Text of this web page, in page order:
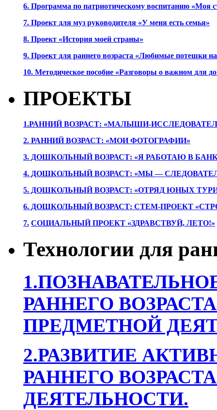
6. Программа по патриотическому воспитанию «Моя
7. Проект для муз руководителя «У меня есть семья»
8. Проект «История моей страны»
9. Проект для раннего возраста «Любимые потешки
10. Методическое пособие «Разговоры о важном для
ПРОЕКТЫ
1.РАННИЙ ВОЗРАСТ: «МАЛЫШИ-
2. РАННИЙ ВОЗРАСТ: «МОИ ФОТОГРАФИИ»
3. ДОШКОЛЬНЫЙ ВОЗРАСТ: «Я РАБОТАЮ В
4. ДОШКОЛЬНЫЙ ВОЗРАСТ: «МЫ —
5. ДОШКОЛЬНЫЙ ВОЗРАСТ: «ОТРЯД ЮНЫХ
6. ДОШКОЛЬНЫЙ ВОЗРАСТ: СТЕМ-ПРОЕКТ
7. СОЦИАЛЬНЫЙ ПРОЕКТ «ЗДРАВСТВУЙ, ЛЕТО!»
Технологии для
РАННЕГО
ПРЕДМЕТНОЙ
2.РАЗВИТИЕ
РАННЕГО
ДЕЯТЕЛЬНОСТИ.